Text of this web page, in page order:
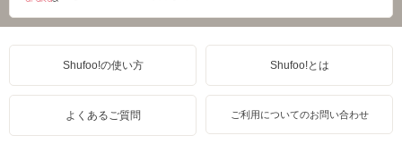
Shufoo!の使い方 Shufoo!とは
よくあるご質問 ご利用についてのお問い合わせ